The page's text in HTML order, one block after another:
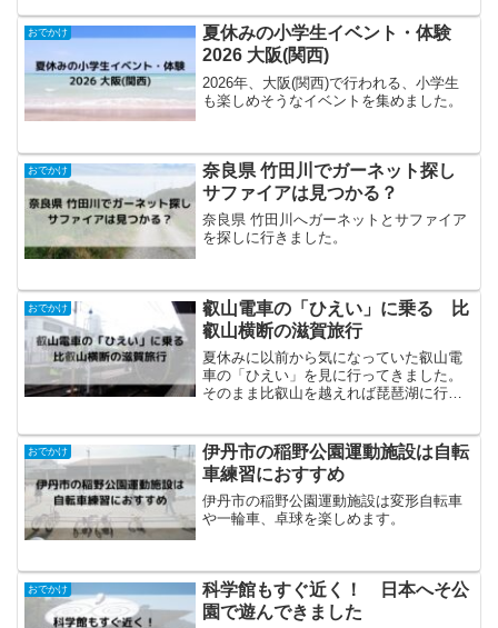
おでかけ
夏休みの小学生イベント・体験
2026 大阪(関西)
2026年、大阪(関西)で行われる、小学生
も楽しめそうなイベントを集めました。
おでかけ
奈良県 竹田川でガーネット探し
サファイアは見つかる？
奈良県 竹田川へガーネットとサファイア
を探しに行きました。
おでかけ
叡山電車の「ひえい」に乗る 比
叡山横断の滋賀旅行
夏休みに以前から気になっていた叡山電
車の「ひえい」を見に行ってきました。
そのまま比叡山を越えれば琵琶湖に行け
に乗る叡山ケーブル・ ロープウェイ比叡
山延暦寺に行く坂本ケーブ...
おでかけ
伊丹市の稲野公園運動施設は自転
車練習におすすめ
伊丹市の稲野公園運動施設は変形自転車
や一輪車、卓球を楽しめます。
おでかけ
科学館もすぐ近く！ 日本へそ公
園で遊んできました